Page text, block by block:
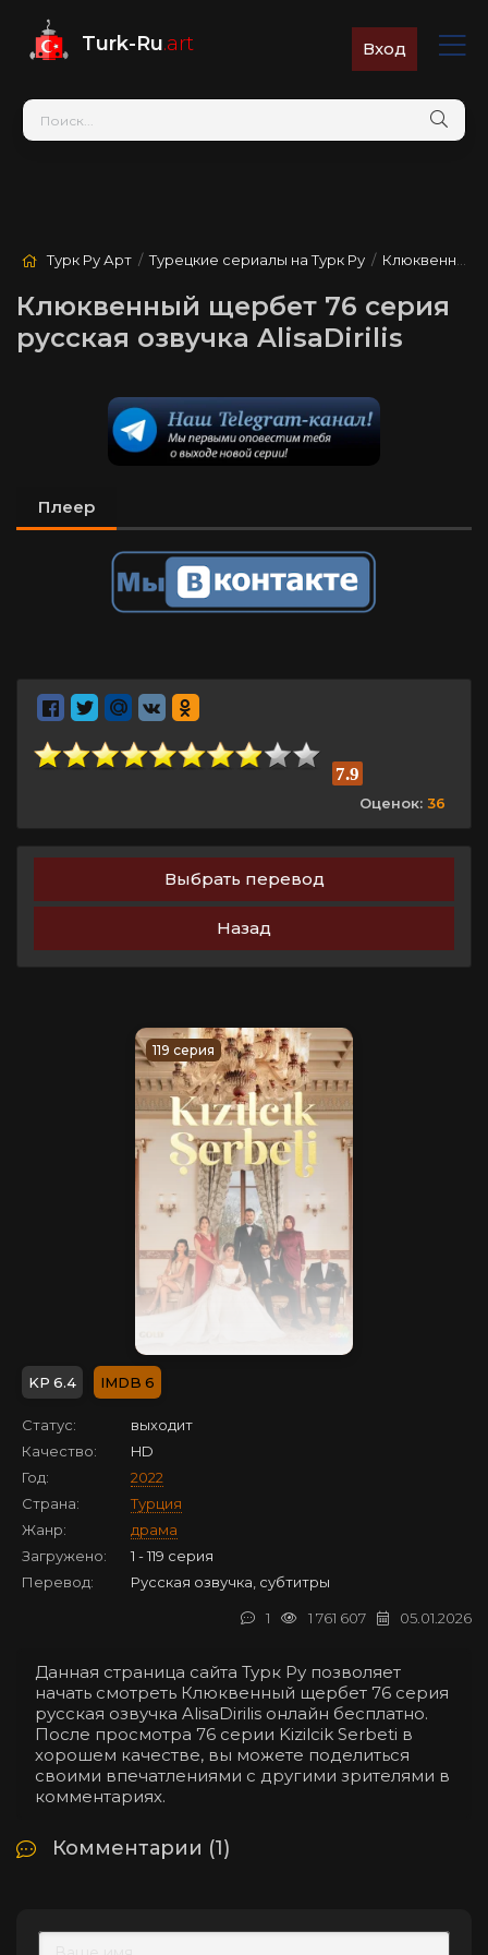
Turk-Ru.art Вход
Турк Ру Арт /Турецкие сериалы на Турк Ру / Клюквенный щербет
Клюквенный щербет 76 серия
русская озвучка AlisaDirilis
Плеер
7.9
Оценок: 36
Выбрать перевод
Назад
119 серия
6.4 6
Статус:
выходит
Качество:
HD
Год:
2022
Страна:
Турция
Жанр:
драма
Загружено:
1 - 119 серия
Перевод:
Русская озвучка, субтитры
05.01.2026
1 761 607
1
Данная страница сайта Турк Ру позволяет
начать смотреть Клюквенный щербет 76 серия
русская озвучка AlisaDirilis онлайн бесплатно.
После просмотра 76 серии Kizilcik Serbeti в
хорошем качестве, вы можете поделиться
своими впечатлениями с другими зрителями в
комментариях.
Комментарии (1)